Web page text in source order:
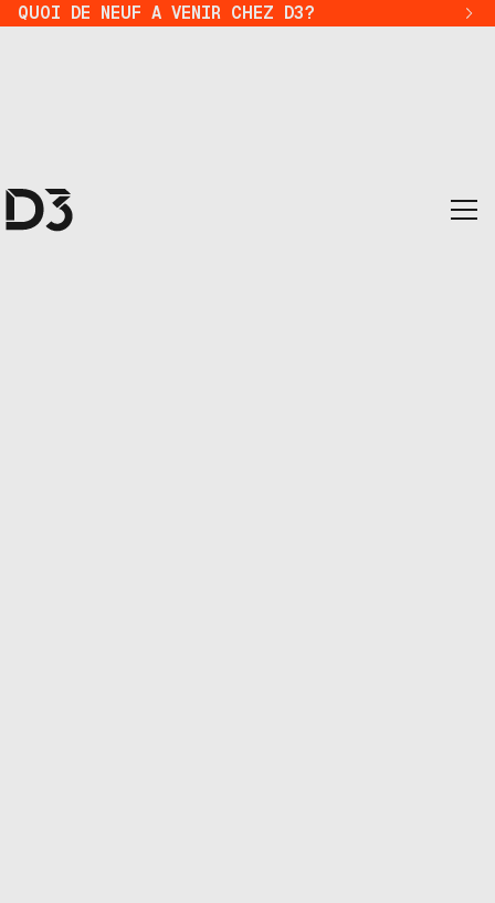
QUOI DE NEUF A VENIR CHEZ D3?